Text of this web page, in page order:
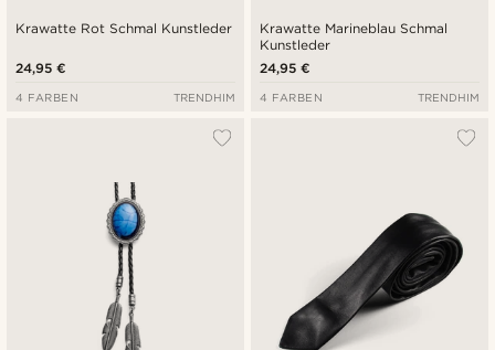
Krawatte Rot Schmal Kunstleder
24,95 €
4 FARBEN TRENDHIM
Krawatte Marineblau Schmal
Kunstleder
24,95 €
4 FARBEN TRENDHIM